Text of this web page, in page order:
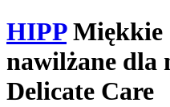
HIPPMiękkie
nawilżane dla
Delicate Care